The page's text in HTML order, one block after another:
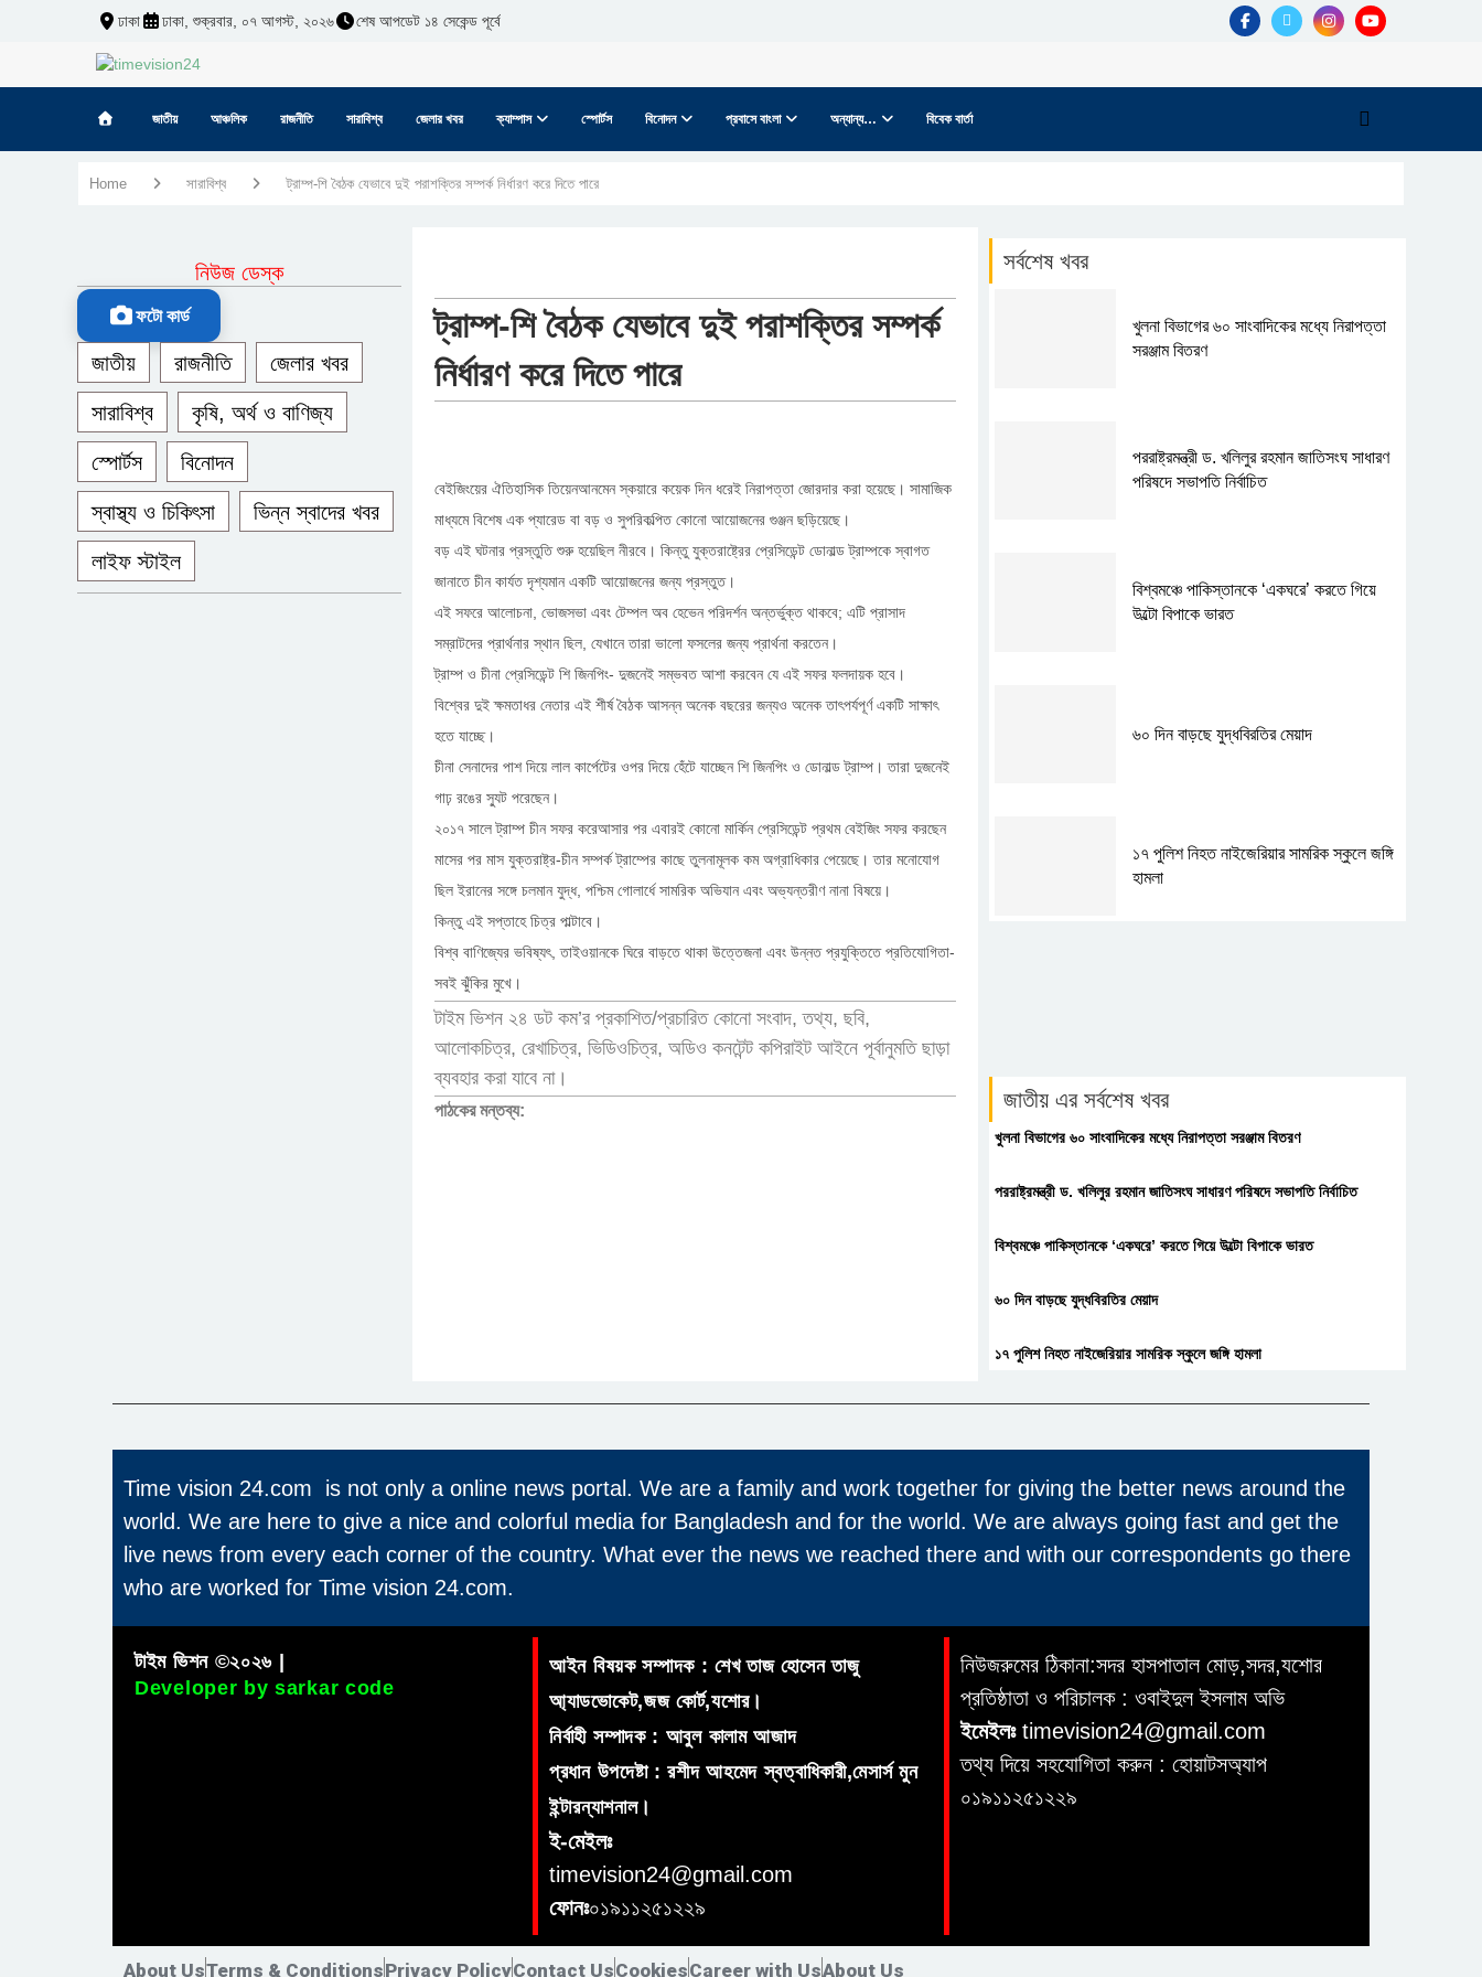
ঢাকা ঢাকা, শুক্রবার, ০৭ আগস্ট, ২০২৬ শেষ আপডেট ১৪ সেকেন্ড পূর্বে
জাতীয় আঞ্চলিক রাজনীতি সারাবিশ্ব জেলার খবর ক্যাম্পাস স্পোর্টস বিনোদন প্রবাসে বাংলা অন্যান্য… বিবেক বার্তা
Home সারাবিশ্ব ট্রাম্প-শি বৈঠক যেভাবে দুই পরাশক্তির সম্পর্ক নির্ধারণ করে দিতে পারে
নিউজ ডেস্ক
ফটো কার্ড
জাতীয় রাজনীতি জেলার খবর
সারাবিশ্ব কৃষি, অর্থ ও বাণিজ্য
স্পোর্টস বিনোদন
স্বাস্থ্য ও চিকিৎসা ভিন্ন স্বাদের খবর
লাইফ স্টাইল
ট্রাম্প-শি বৈঠক যেভাবে দুই পরাশক্তির সম্পর্ক
নির্ধারণ করে দিতে পারে
বেইজিংয়ের ঐতিহাসিক তিয়েনআনমেন স্কয়ারে কয়েক দিন ধরেই নিরাপত্তা জোরদার করা হয়েছে। সামাজিক
মাধ্যমে বিশেষ এক প্যারেড বা বড় ও সুপরিকল্পিত কোনো আয়োজনের গুঞ্জন ছড়িয়েছে।
বড় এই ঘটনার প্রস্তুতি শুরু হয়েছিল নীরবে। কিন্তু যুক্তরাষ্ট্রের প্রেসিডেন্ট ডোনাল্ড ট্রাম্পকে স্বাগত
জানাতে চীন কার্যত দৃশ্যমান একটি আয়োজনের জন্য প্রস্তুত।
এই সফরে আলোচনা, ভোজসভা এবং টেম্পল অব হেভেন পরিদর্শন অন্তর্ভুক্ত থাকবে; এটি প্রাসাদ
সম্রাটদের প্রার্থনার স্থান ছিল, যেখানে তারা ভালো ফসলের জন্য প্রার্থনা করতেন।
ট্রাম্প ও চীনা প্রেসিডেন্ট শি জিনপিং- দুজনেই সম্ভবত আশা করবেন যে এই সফর ফলদায়ক হবে।
বিশ্বের দুই ক্ষমতাধর নেতার এই শীর্ষ বৈঠক আসন্ন অনেক বছরের জন্যও অনেক তাৎপর্যপূর্ণ একটি সাক্ষাৎ
হতে যাচ্ছে।
চীনা সেনাদের পাশ দিয়ে লাল কার্পেটের ওপর দিয়ে হেঁটে যাচ্ছেন শি জিনপিং ও ডোনাল্ড ট্রাম্প। তারা দুজনেই
গাঢ় রঙের স্যুট পরেছেন।
২০১৭ সালে ট্রাম্প চীন সফর করেআসার পর এবারই কোনো মার্কিন প্রেসিডেন্ট প্রথম বেইজিং সফর করছেন
মাসের পর মাস যুক্তরাষ্ট্র-চীন সম্পর্ক ট্রাম্পের কাছে তুলনামূলক কম অগ্রাধিকার পেয়েছে। তার মনোযোগ
ছিল ইরানের সঙ্গে চলমান যুদ্ধ, পশ্চিম গোলার্ধে সামরিক অভিযান এবং অভ্যন্তরীণ নানা বিষয়ে।
কিন্তু এই সপ্তাহে চিত্র পাল্টাবে।
বিশ্ব বাণিজ্যের ভবিষ্যৎ, তাইওয়ানকে ঘিরে বাড়তে থাকা উত্তেজনা এবং উন্নত প্রযুক্তিতে প্রতিযোগিতা-
সবই ঝুঁকির মুখে।
টাইম ভিশন ২৪ ডট কম’র প্রকাশিত/প্রচারিত কোনো সংবাদ, তথ্য, ছবি,
আলোকচিত্র, রেখাচিত্র, ভিডিওচিত্র, অডিও কনটেন্ট কপিরাইট আইনে পূর্বানুমতি ছাড়া
ব্যবহার করা যাবে না।
পাঠকের মন্তব্য:
সর্বশেষ খবর
খুলনা বিভাগের ৬০ সাংবাদিকের মধ্যে নিরাপত্তা
সরঞ্জাম বিতরণ
পররাষ্ট্রমন্ত্রী ড. খলিলুর রহমান জাতিসংঘ সাধারণ
পরিষদে সভাপতি নির্বাচিত
বিশ্বমঞ্চে পাকিস্তানকে ‘একঘরে’ করতে গিয়ে
উল্টো বিপাকে ভারত
৬০ দিন বাড়ছে যুদ্ধবিরতির মেয়াদ
১৭ পুলিশ নিহত নাইজেরিয়ার সামরিক স্কুলে জঙ্গি
হামলা
জাতীয় এর সর্বশেষ খবর
খুলনা বিভাগের ৬০ সাংবাদিকের মধ্যে নিরাপত্তা সরঞ্জাম বিতরণ
পররাষ্ট্রমন্ত্রী ড. খলিলুর রহমান জাতিসংঘ সাধারণ পরিষদে সভাপতি নির্বাচিত
বিশ্বমঞ্চে পাকিস্তানকে ‘একঘরে’ করতে গিয়ে উল্টো বিপাকে ভারত
৬০ দিন বাড়ছে যুদ্ধবিরতির মেয়াদ
১৭ পুলিশ নিহত নাইজেরিয়ার সামরিক স্কুলে জঙ্গি হামলা
Time vision 24.com is not only a online news portal. We are a family and work together for giving the better news around the
world. We are here to give a nice and colorful media for Bangladesh and for the world. We are always going fast and get the
live news from every each corner of the country. What ever the news we reached there and with our correspondents go there
who are worked for Time vision 24.com.
টাইম ভিশন ©২০২৬ |
Developer by sarkar code
আইন বিষয়ক সম্পাদক : শেখ তাজ হোসেন তাজু
আ্যাডভোকেট,জজ কোর্ট,যশোর।
নির্বাহী সম্পাদক : আবুল কালাম আজাদ
প্রধান উপদেষ্টা : রশীদ আহমেদ স্বত্বাধিকারী,মেসার্স মুন
ইন্টারন্যাশনাল।
ই-মেইলঃ
timevision24@gmail.com
ফোনঃ০১৯১১২৫১২২৯
নিউজরুমের ঠিকানা:সদর হাসপাতাল মোড়,সদর,যশোর
প্রতিষ্ঠাতা ও পরিচালক : ওবাইদুল ইসলাম অভি
ইমেইলঃtimevision24@gmail.com
তথ্য দিয়ে সহযোগিতা করুন : হোয়াটসঅ্যাপ
০১৯১১২৫১২২৯
About UsTerms & ConditionsPrivacy PolicyContact UsCookiesCareer with UsAbout Us